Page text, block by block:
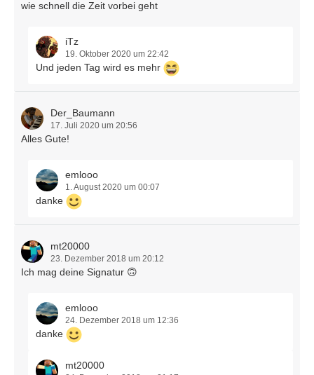
wie schnell die Zeit vorbei geht
iTz
19. Oktober 2020 um 22:42
Und jeden Tag wird es mehr
Der_Baumann
17. Juli 2020 um 20:56
Alles Gute!
emlooo
1. August 2020 um 00:07
danke
mt20000
23. Dezember 2018 um 20:12
Ich mag deine Signatur 🙃
emlooo
24. Dezember 2018 um 12:36
danke
mt20000